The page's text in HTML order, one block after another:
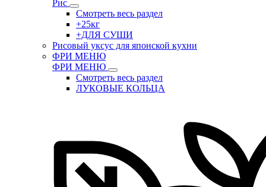
Рис
Смотреть весь раздел
+25кг
+ДЛЯ СУШИ
Рисовый уксус для японской кухни
ФРИ МЕНЮ
ФРИ МЕНЮ
Смотреть весь раздел
ЛУКОВЫЕ КОЛЬЦА